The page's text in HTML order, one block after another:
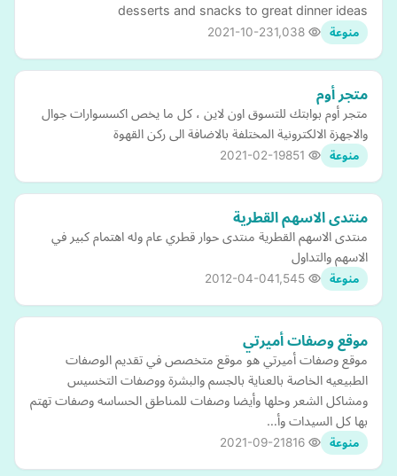
desserts and snacks to great dinner ideas
منوعة 2021-10-23
متجر أوم
متجر أوم بوابتك للتسوق اون لاين ، كل ما يخص اكسسوارات جوال
والاجهزة الالكترونية المختلفة بالاضافة الى ركن القهوة
منوعة 2021-02-19
منتدى الاسهم القطرية
منتدى الاسهم القطرية منتدى حوار قطري عام وله اهتمام كبير في
الاسهم والتداول
منوعة 2012-04-04
موقع وصفات أميرتي
موقع وصفات أميرتي هو موقع متخصص في تقديم الوصفات
الطبيعيه الخاصة بالعناية بالجسم والبشرة ووصفات التخسيس
ومشاكل الشعر وحلها وأيضا وصفات للمناطق الحساسه وصفات تهتم
بها كل السيدات وأ…
منوعة 2021-09-21